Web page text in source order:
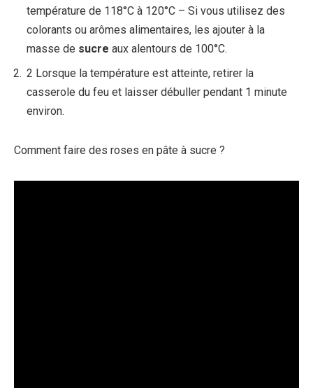
température de 118°C à 120°C – Si vous utilisez des
colorants ou arômes alimentaires, les ajouter à la
masse de sucre aux alentours de 100°C.
2 Lorsque la température est atteinte, retirer la
casserole du feu et laisser débuller pendant 1 minute
environ.
Comment faire des roses en pâte à sucre ?